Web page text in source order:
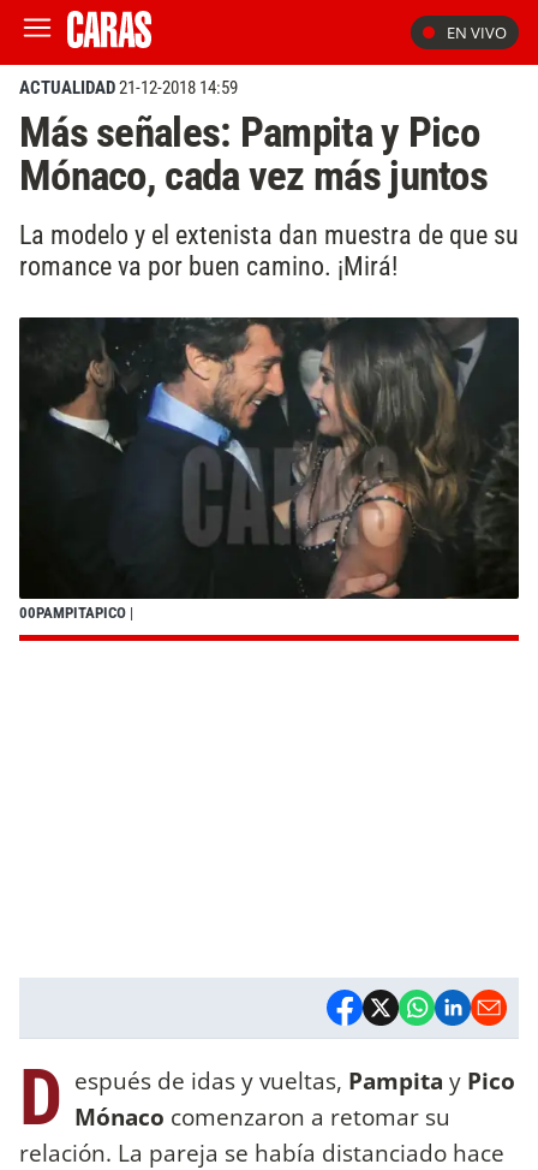
EN VIVO
ACTUALIDAD21-12-2018 14:59
Más señales: Pampita y Pico
Mónaco, cada vez más juntos
La modelo y el extenista dan muestra de que su
romance va por buen camino. ¡Mirá!
00PAMPITAPICO |
D espués de idas y vueltas, Pampita y Pico
Mónaco comenzaron a retomar su
relación. La pareja se había distanciado hace